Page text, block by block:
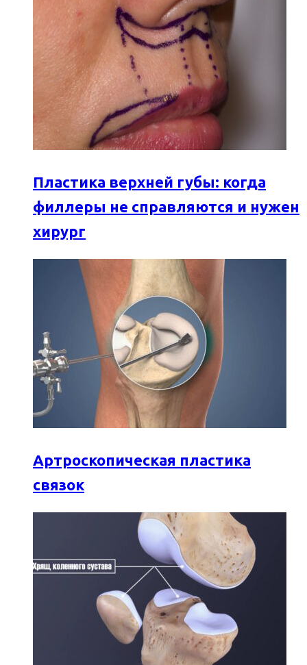
Пластика верхней губы: когда
филлеры не справляются и нужен
хирург
Артроскопическая пластика
связок